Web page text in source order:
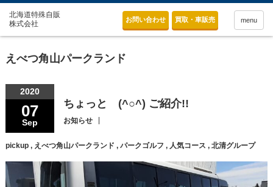
お問い合わせ 買取・車販売 menu
えべつ角山パークランド
2020
07
Sep
ちょっと (^○^) ご紹介!!
お知らせ
pickup, えべつ角山パークランド , パークゴルフ , 人気コース , 北清グループ